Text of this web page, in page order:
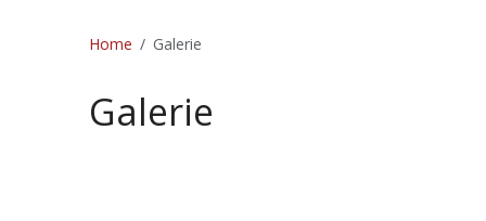
Home Galerie
Galerie